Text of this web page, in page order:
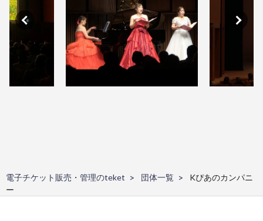
電子チケット販売・管理のteket 団体一覧
Kぴあのカンパニ
ー